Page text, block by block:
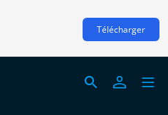
Télécharger